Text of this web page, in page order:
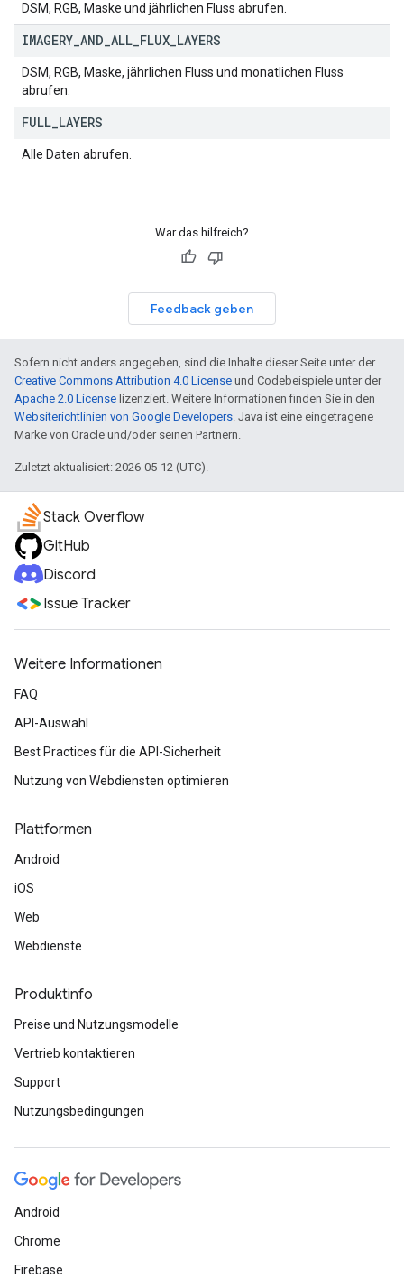
DSM, RGB, Maske und jährlichen Fluss abrufen.
IMAGERY AND ALL FLUX LAYERS
DSM, RGB, Maske, jährlichen Fluss und monatlichen Fluss
abrufen.
FULL LAYERS
Alle Daten abrufen.
War das hilfreich?
Feedback geben
Sofern nicht anders angegeben, sind die Inhalte dieser Seite unter der
Creative Commons Attribution 4.0 License und Codebeispiele unter der
Apache 2.0 License lizenziert. Weitere Informationen finden Sie in den
Websiterichtlinien von Google Developers. Java ist eine eingetragene
Marke von Oracle und/oder seinen Partnern.
Zuletzt aktualisiert: 2026-05-12 (UTC).
Stack Overflow
GitHub
Discord
Issue Tracker
Weitere Informationen
FAQ
API-Auswahl
Best Practices für die API-Sicherheit
Nutzung von Webdiensten optimieren
Plattformen
Android
iOS
Web
Webdienste
Produktinfo
Preise und Nutzungsmodelle
Vertrieb kontaktieren
Support
Nutzungsbedingungen
Android
Chrome
Firebase